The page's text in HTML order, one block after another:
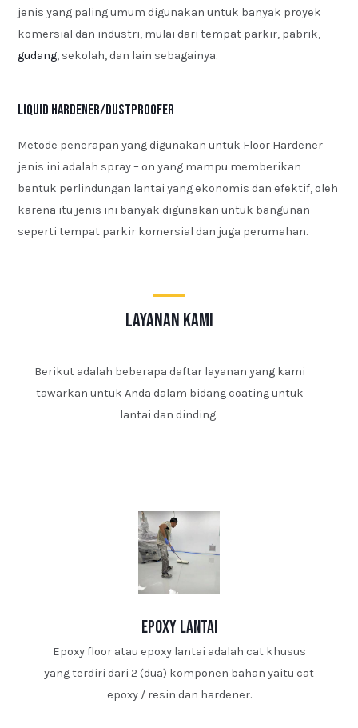
jenis yang paling umum digunakan untuk banyak proyek
komersial dan industri, mulai dari tempat parkir, pabrik,
gudang, sekolah, dan lain sebagainya.
Liquid Hardener/Dustproofer
Metode penerapan yang digunakan untuk Floor Hardener
jenis ini adalah spray – on yang mampu memberikan
bentuk perlindungan lantai yang ekonomis dan efektif, oleh
karena itu jenis ini banyak digunakan untuk bangunan
seperti tempat parkir komersial dan juga perumahan.
layanan kami
Berikut adalah beberapa daftar layanan yang kami
tawarkan untuk Anda dalam bidang coating untuk
lantai dan dinding.
epoxy lantai
Epoxy floor atau epoxy lantai adalah cat khusus
yang terdiri dari 2 (dua) komponen bahan yaitu cat
epoxy / resin dan hardener.